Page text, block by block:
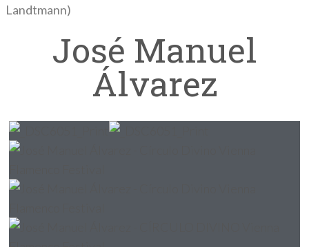
Landtmann)
José Manuel
Álvarez